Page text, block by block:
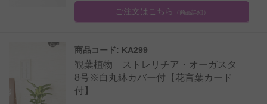
ご注文はこちら （商品詳細）
商品コード: KA299
観葉植物 ストレリチア・オーガスタ
8号※白丸鉢カバー付【花言葉カード
付】